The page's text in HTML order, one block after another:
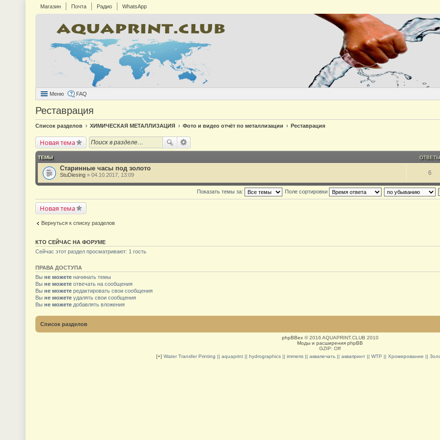
Магазин Почта Радио WhatsApp
Меню FAQ
Реставрация
Список разделов ХИМИЧЕСКАЯ МЕТАЛЛИЗАЦИЯ Фото и видео отчёт по металлизации Реставрация
Новая тема
ТЕМЫ ОТВЕТЫ
Старинные часы под золото
StuDiesing » 04.10.2017, 13:09 6
Показать темы за: Поле сортировки
Новая тема
Вернуться к списку разделов
КТО СЕЙЧАС НА ФОРУМЕ
Сейчас этот раздел просматривают: 1 гость
ПРАВА ДОСТУПА
Вы не можете начинать темы
Вы не можете отвечать на сообщения
Вы не можете редактировать свои сообщения
Вы не можете удалять свои сообщения
Вы не можете добавлять вложения
Список разделов
phpBBex© 2016 AQUAPRINT.CLUB 2010
Моды и расширения phpBB
GZIP: Off
[+] Water Transfer Printing || aquaprint || hydrographics || immeris || аквапечать || аквапринт || WTP || Хромирование ||